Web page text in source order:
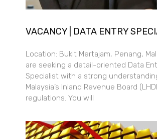
VACANCY | DATA ENTRY
Location: Bukit Mertajam, Penang,
are seeking a detail-oriented Data
Specialist with a strong
Malaysia’s Inland Revenue Board
regulations. You will